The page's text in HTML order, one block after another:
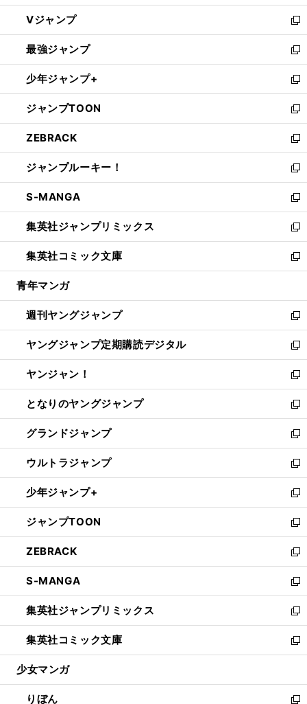
ウ
ィ
ン
ド
ウ
で
開
く
し
い
ウ
ィ
ン
ド
ウ
で
開
く
Vジャンプ
新
し
い
ウ
ィ
ン
ド
ウ
で
開
く
最強ジャンプ
新
し
い
ウ
ィ
ン
ド
ウ
で
開
く
少年ジャンプ+
新
し
い
ウ
ィ
ン
ド
ウ
で
開
く
ジャンプTOON
新
し
い
ウ
ィ
ン
ド
ウ
で
開
く
ZEBRACK
新
し
い
ウ
ィ
ン
ド
ウ
で
開
ジャンプルーキー！
新
し
い
ウ
ィ
ン
ド
ウ
開
く
S-MANGA
新
し
い
ウ
ィ
ン
ウ
で
開
く
集英社ジャンプリミックス
新
し
い
ウ
ン
ド
ウ
で
開
く
集英社コミック文庫
新
し
ウ
ィ
ン
ド
ウ
で
開
く
青年マンガ
週刊ヤングジャンプ
新
し
い
ウ
ィ
ン
ド
ウ
で
開
く
ヤングジャンプ定期購読デジタル
新
し
い
ウ
ィ
ン
ド
ウ
で
開
く
ヤンジャン！
新
し
い
ウ
ィ
ン
ド
ウ
で
開
く
となりのヤングジャンプ
新
し
い
ウ
ィ
ン
ド
ウ
で
開
く
グランドジャンプ
新
し
い
ウ
ィ
ン
ド
ウ
で
開
く
ウルトラジャンプ
新
し
い
ウ
ィ
ン
ド
ウ
で
開
く
少年ジャンプ+
新
し
い
ウ
ィ
ン
ド
ウ
で
開
く
ジャンプTOON
新
し
い
ウ
ィ
ン
ド
ウ
で
開
ZEBRACK
新
し
い
ウ
ィ
ン
ド
ウ
開
く
S-MANGA
新
し
い
ウ
ィ
ン
ウ
で
集英社ジャンプリミックス
新
し
い
ウ
ン
ド
集英社コミック文庫
新
し
ウ
ィ
少女マンガ
りぼん